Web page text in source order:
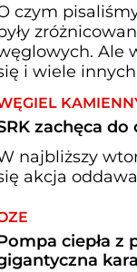
czym
Ale
i wiele
zachęca
najbliższy
akcja
ciepła z
kara